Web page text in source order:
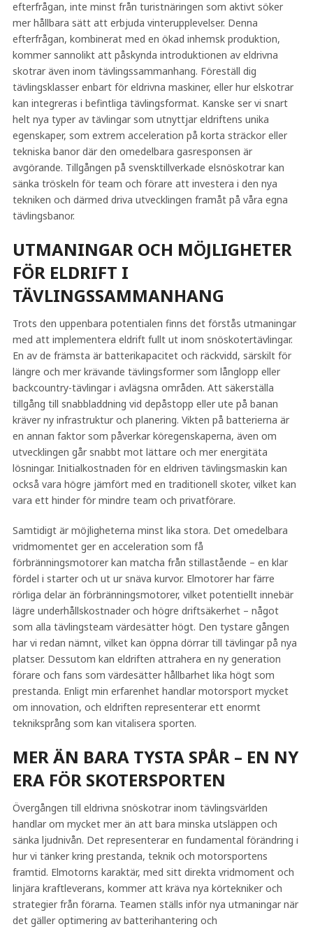
efterfrågan, inte minst från turistnäringen som aktivt söker
mer hållbara sätt att erbjuda vinterupplevelser. Denna
efterfrågan, kombinerat med en ökad inhemsk produktion,
kommer sannolikt att påskynda introduktionen av eldrivna
skotrar även inom tävlingssammanhang. Föreställ dig
tävlingsklasser enbart för eldrivna maskiner, eller hur elskotrar
kan integreras i befintliga tävlingsformat. Kanske ser vi snart
helt nya typer av tävlingar som utnyttjar eldriftens unika
egenskaper, som extrem acceleration på korta sträckor eller
tekniska banor där den omedelbara gasresponsen är
avgörande. Tillgången på svensktillverkade elsnöskotrar kan
sänka tröskeln för team och förare att investera i den nya
tekniken och därmed driva utvecklingen framåt på våra egna
tävlingsbanor.
UTMANINGAR OCH MÖJLIGHETER
FÖR ELDRIFT I
TÄVLINGSSAMMANHANG
Trots den uppenbara potentialen finns det förstås utmaningar
med att implementera eldrift fullt ut inom snöskotertävlingar.
En av de främsta är batterikapacitet och räckvidd, särskilt för
längre och mer krävande tävlingsformer som långlopp eller
backcountry-tävlingar i avlägsna områden. Att säkerställa
tillgång till snabbladdning vid depåstopp eller ute på banan
kräver ny infrastruktur och planering. Vikten på batterierna är
en annan faktor som påverkar köregenskaperna, även om
utvecklingen går snabbt mot lättare och mer energitäta
lösningar. Initialkostnaden för en eldriven tävlingsmaskin kan
också vara högre jämfört med en traditionell skoter, vilket kan
vara ett hinder för mindre team och privatförare.
Samtidigt är möjligheterna minst lika stora. Det omedelbara
vridmomentet ger en acceleration som få
förbränningsmotorer kan matcha från stillastående – en klar
fördel i starter och ut ur snäva kurvor. Elmotorer har färre
rörliga delar än förbränningsmotorer, vilket potentiellt innebär
lägre underhållskostnader och högre driftsäkerhet – något
som alla tävlingsteam värdesätter högt. Den tystare gången
har vi redan nämnt, vilket kan öppna dörrar till tävlingar på nya
platser. Dessutom kan eldriften attrahera en ny generation
förare och fans som värdesätter hållbarhet lika högt som
prestanda. Enligt min erfarenhet handlar motorsport mycket
om innovation, och eldriften representerar ett enormt
tekniksprång som kan vitalisera sporten.
MER ÄN BARA TYSTA SPÅR – EN NY
ERA FÖR SKOTERSPORTEN
Övergången till eldrivna snöskotrar inom tävlingsvärlden
handlar om mycket mer än att bara minska utsläppen och
sänka ljudnivån. Det representerar en fundamental förändring i
hur vi tänker kring prestanda, teknik och motorsportens
framtid. Elmotorns karaktär, med sitt direkta vridmoment och
linjära kraftleverans, kommer att kräva nya körtekniker och
strategier från förarna. Teamen ställs inför nya utmaningar när
det gäller optimering av batterihantering och